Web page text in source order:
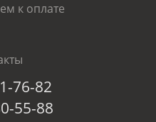
к оплате
76-82
55-88